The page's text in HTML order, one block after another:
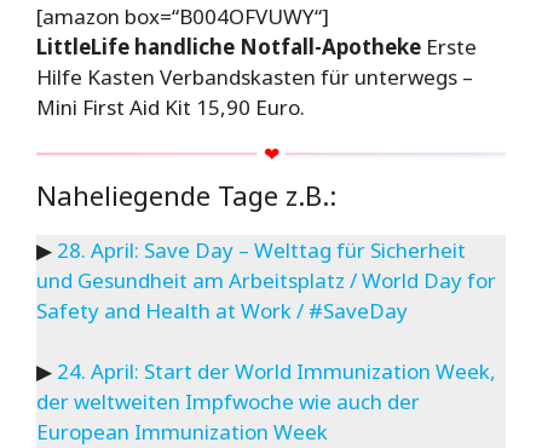
[amazon box=“B004OFVUWY“]
LittleLife handliche Notfall-Apotheke Erste
Hilfe Kasten Verbandskasten für unterwegs –
Mini First Aid Kit 15,90 Euro.
Naheliegende Tage z.B.:
▶ 28. April: Save Day – Welttag für Sicherheit
und Gesundheit am Arbeitsplatz / World Day for
Safety and Health at Work / #SaveDay
▶ 24. April: Start der World Immunization Week,
der weltweiten Impfwoche wie auch der
European Immunization Week